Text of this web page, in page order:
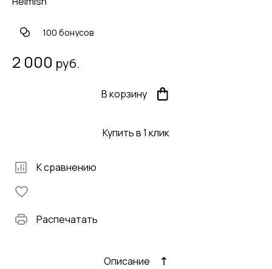
100 бонусов
2 000 руб.
В корзину
Купить в 1 клик
К сравнению
Распечатать
Описание